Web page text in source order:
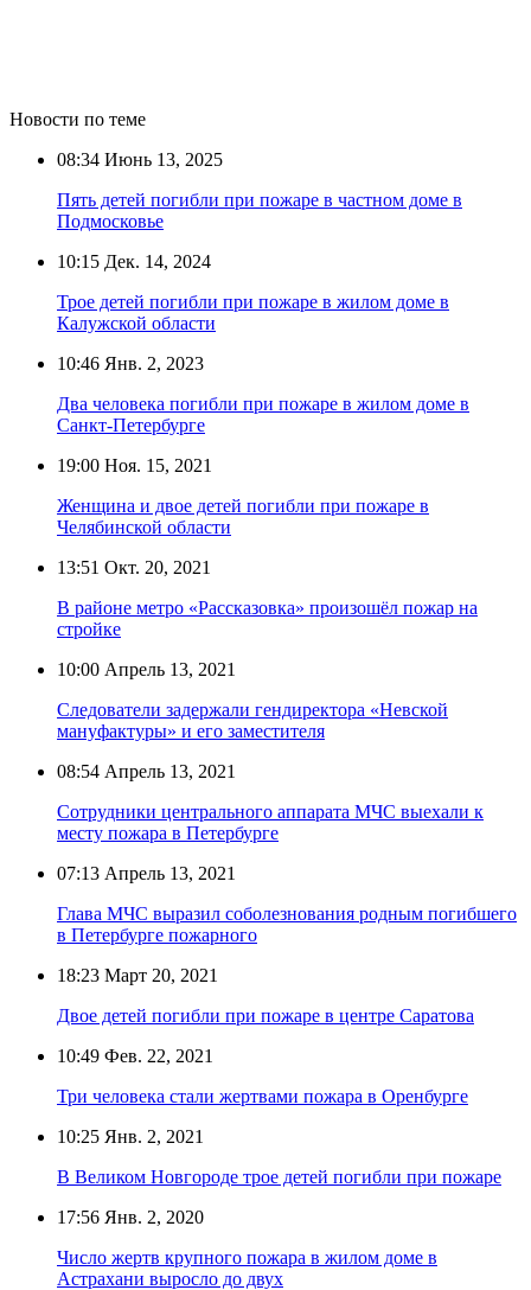
Новости по теме
08:34 Июнь 13, 2025
Пять детей погибли при пожаре в частном доме в
Подмосковье
10:15 Дек. 14, 2024
Трое детей погибли при пожаре в жилом доме в
Калужской области
10:46 Янв. 2, 2023
Два человека погибли при пожаре в жилом доме в
Санкт-Петербурге
19:00 Ноя. 15, 2021
Женщина и двое детей погибли при пожаре в
Челябинской области
13:51 Окт. 20, 2021
В районе метро «Рассказовка» произошёл пожар на
стройке
10:00 Апрель 13, 2021
Следователи задержали гендиректора «Невской
мануфактуры» и его заместителя
08:54 Апрель 13, 2021
Сотрудники центрального аппарата МЧС выехали к
месту пожара в Петербурге
07:13 Апрель 13, 2021
Глава МЧС выразил соболезнования родным погибшего
в Петербурге пожарного
18:23 Март 20, 2021
Двое детей погибли при пожаре в центре Саратова
10:49 Фев. 22, 2021
Три человека стали жертвами пожара в Оренбурге
10:25 Янв. 2, 2021
В Великом Новгороде трое детей погибли при пожаре
17:56 Янв. 2, 2020
Число жертв крупного пожара в жилом доме в
Астрахани выросло до двух